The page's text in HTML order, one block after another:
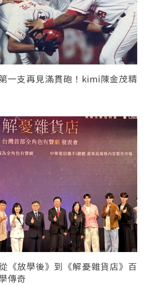
一支再見滿貫砲！kimi陳金茂精
《放學後》到《解憂雜貨店》百
傳奇